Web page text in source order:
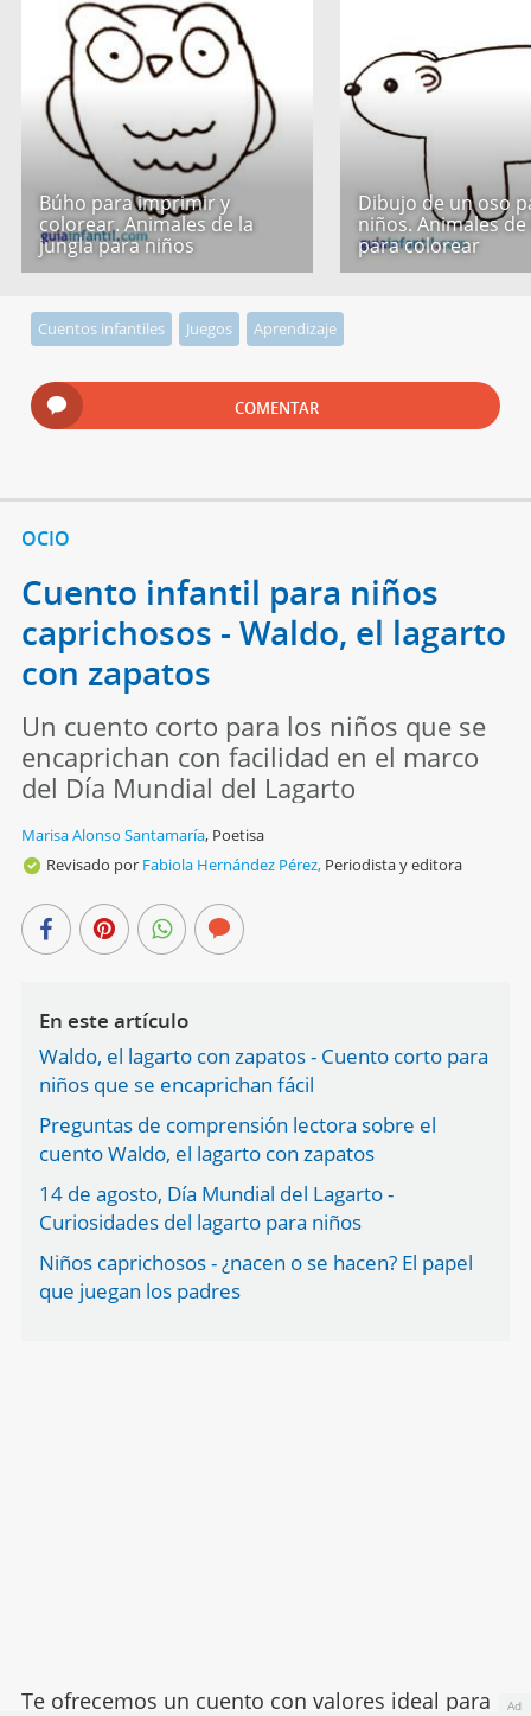
Búho para imprimir y
colorear. Animales de la
jungla para niños
Dibujo de un oso
niños. Animales de
para colorear
Cuentos infantiles Juegos Aprendizaje
COMENTAR
OCIO
Cuento infantil para niños
caprichosos - Waldo, el lagarto
con zapatos
Un cuento corto para los niños que se
encaprichan con facilidad en el marco
del Día Mundial del Lagarto
Marisa Alonso Santamaría, Poetisa
Revisado por Fabiola Hernández Pérez, Periodista y editora
En este artículo
Waldo, el lagarto con zapatos - Cuento corto para
niños que se encaprichan fácil
Preguntas de comprensión lectora sobre el
cuento Waldo, el lagarto con zapatos
14 de agosto, Día Mundial del Lagarto -
Curiosidades del lagarto para niños
Niños caprichosos - ¿nacen o se hacen? El papel
que juegan los padres
Te ofrecemos un cuento con valores ideal para Ad